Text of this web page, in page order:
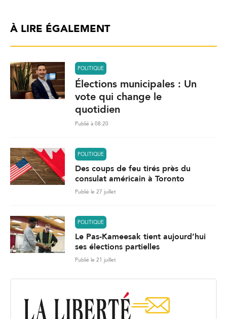
À LIRE ÉGALEMENT
POLITIQUE
Élections municipales : Un
vote qui change le
quotidien
Publié à 08:20
POLITIQUE
Des coups de feu tirés près du
consulat américain à Toronto
Publié le 27 juillet
POLITIQUE
Le Pas-Kameesak tient aujourd’hui
ses élections partielles
Publié le 21 juillet